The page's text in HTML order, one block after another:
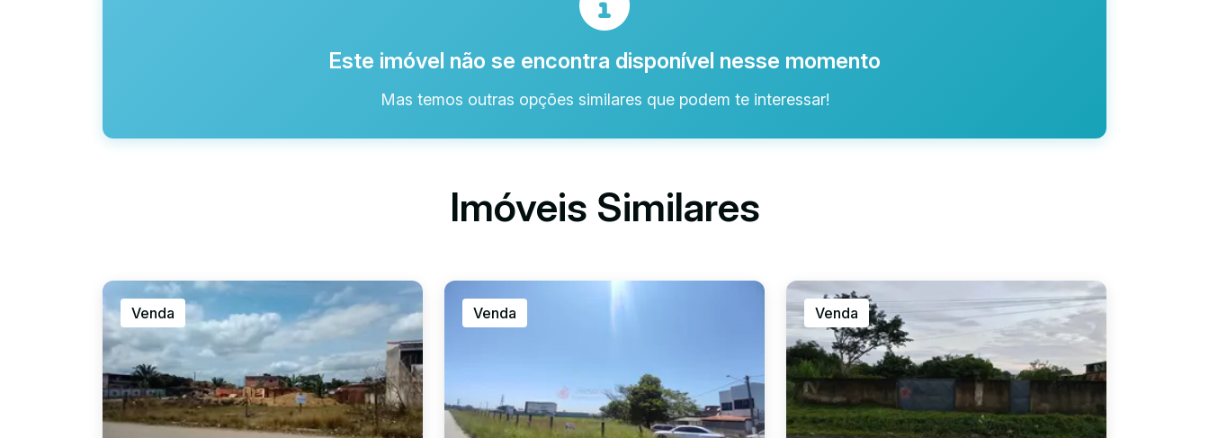
Este imóvel não se encontra disponível nesse momento
Mas temos outras opções similares que podem te interessar!
Imóveis Similares
Venda Venda Venda